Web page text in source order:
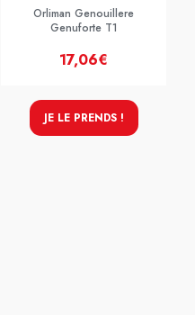
Orliman Genouillere
Genuforte T1
17,06€
JE LE PRENDS !